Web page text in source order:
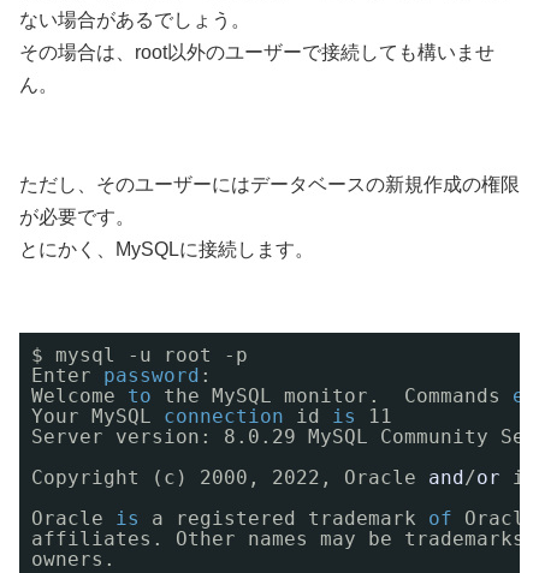
ない場合があるでしょう。
その場合は、root以外のユーザーで接続しても構いませ
ん。
ただし、そのユーザーにはデータベースの新規作成の権限
が必要です。
とにかく、MySQLに接続します。
$ mysql -u root -p
Enter password :
Welcome to the MySQL monitor.  Commands
Your MySQL connection id is
11
Server version: 8.0.29 MySQL Community
Copyright (c) 2000, 2022, Oracle and /or
Oracle is a registered trademark of
affiliates. Other names may be trademarks
owners.